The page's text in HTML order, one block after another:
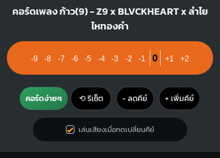
คอร์ดเพลง ก้าว(9) - Z9 x BLVCKHEART x ลำไย
ไหทองคำ
-9 -8 -7 -6 -5 -4 -3 -2 -1 0 +1 +2
คอร์ดง่ายๆ ⟲ รีเซ็ต − ลดคีย์ + เพิ่มคีย์
เล่นเสียงเมื่อกดเปลี่ยนคีย์